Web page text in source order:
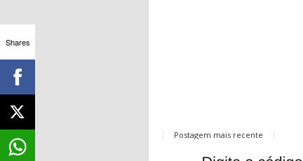
Postagem mais recente
Shares